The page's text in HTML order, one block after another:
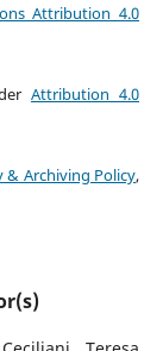
Attribution 4.0
Attribution 4.0
& Archiving Policy,